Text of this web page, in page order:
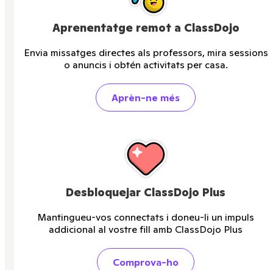
Aprenentatge remot a ClassDojo
Envia missatges directes als professors, mira sessions
o anuncis i obtén activitats per casa.
Aprèn-ne més
Desbloquejar ClassDojo Plus
Mantingueu-vos connectats i doneu-li un impuls
addicional al vostre fill amb ClassDojo Plus
Comprova-ho